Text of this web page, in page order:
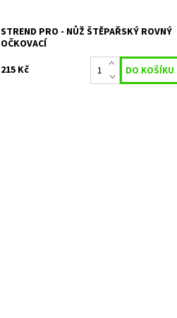
STREND PRO - NŮŽ ŠTĚPAŘSKÝ ROVNÝ
OČKOVACÍ
215 Kč